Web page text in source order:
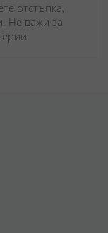
отстъпка,
Не важи за